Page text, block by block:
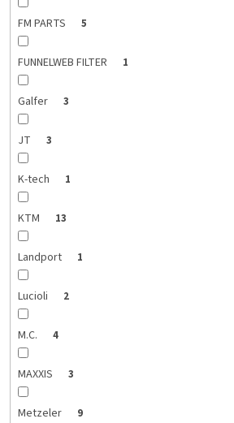
FM PARTS 5
FUNNELWEB FILTER 1
Galfer 3
JT 3
K-tech 1
KTM 13
Landport 1
Lucioli 2
M.C. 4
MAXXIS 3
Metzeler 9